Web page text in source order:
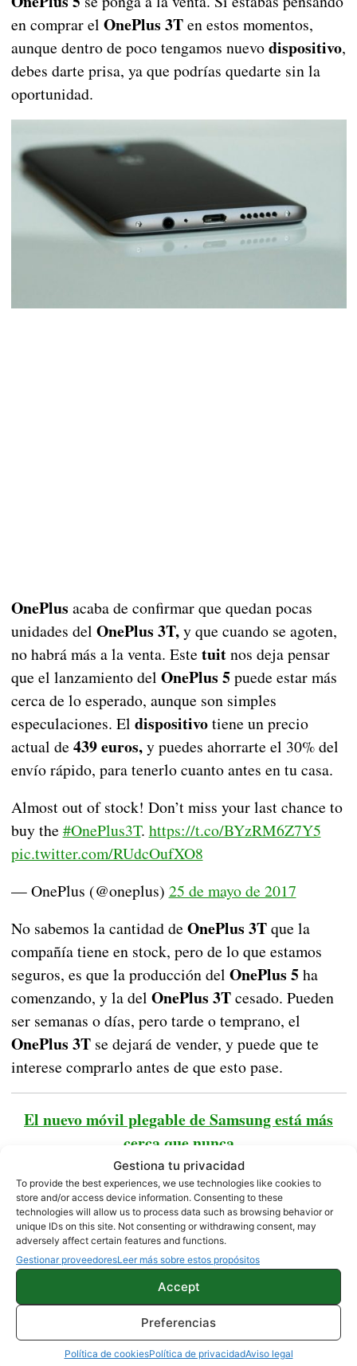
Gestiona tu privacidad
To provide the best experiences, we use technologies like cookies to
store and/or access device information. Consenting to these
technologies will allow us to process data such as browsing behavior or
unique IDs on this site. Not consenting or withdrawing consent, may
adversely affect certain features and functions.
Gestionar proveedoresLeer más sobre estos propósitos
Accept
Preferencias
Política de cookiesPolítica de privacidadAviso legal
en comprar el OnePlus 3Ten estos momentos,
aunque dentro de poco tengamos nuevodispositivo,
debes darte prisa, ya que podrías quedarte sin la
oportunidad.
OnePlus acaba de confirmar que quedan pocas
unidades del OnePlus 3T,y que cuando se agoten,
no habrá más a la venta. Este tuitnos deja pensar
que el lanzamiento del OnePlus 5puede estar más
cerca de lo esperado, aunque son simples
especulaciones. El dispositivotiene un precio
actual de 439 euros,y puedes ahorrarte el 30% del
envío rápido, para tenerlo cuanto antes en tu casa.
Almost out of stock! Don’t miss your last chance to
buy the #OnePlus3T. https://t.co/BYzRM6Z7Y5
pic.twitter.com/RUdcOufXO8
— OnePlus (@oneplus) 25 de mayo de 2017
No sabemos la cantidad de OnePlus 3Tque la
compañía tiene en stock, pero de lo que estamos
seguros, es que la producción del OnePlus 5ha
comenzando, y la del OnePlus 3Tcesado. Pueden
ser semanas o días, pero tarde o temprano, el
OnePlus 3Tse dejará de vender, y puede que te
interese comprarlo antes de que esto pase.
El nuevo móvil plegable de Samsung está más
cerca que nunca
Comprar OnePlus 3T
NOTICIAS